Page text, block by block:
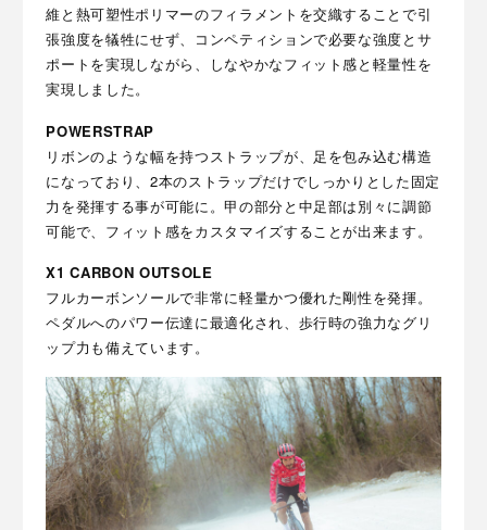
維と熱可塑性ポリマーのフィラメントを交織することで引
張強度を犠牲にせず、コンペティションで必要な強度とサ
ポートを実現しながら、しなやかなフィット感と軽量性を
実現しました。
POWERSTRAP
リボンのような幅を持つストラップが、足を包み込む構造
になっており、2本のストラップだけでしっかりとした固定
力を発揮する事が可能に。甲の部分と中足部は別々に調節
可能で、フィット感をカスタマイズすることが出来ます。
X1 CARBON OUTSOLE
フルカーボンソールで非常に軽量かつ優れた剛性を発揮。
ペダルへのパワー伝達に最適化され、歩行時の強力なグリ
ップ力も備えています。